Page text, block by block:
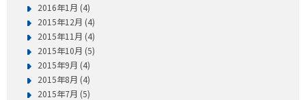
2016年1月 (4)
2015年12月 (4)
2015年11月 (4)
2015年10月 (5)
2015年9月 (4)
2015年8月 (4)
2015年7月 (5)